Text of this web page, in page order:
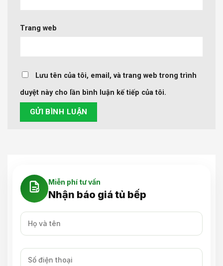
Trang web
Lưu tên của tôi, email, và trang web trong trình
duyệt này cho lần bình luận kế tiếp của tôi.
Miễn phí tư vấn
Nhận báo giá tủ bếp